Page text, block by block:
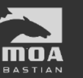
Abuztuaren 2a / 2 de
Abuztuaren 9a / 9 de
Abuztaren 12a / 12 de